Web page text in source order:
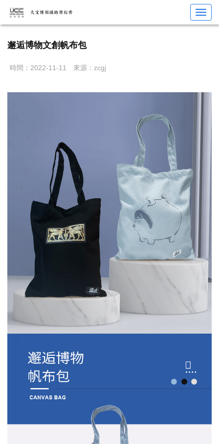
您當前位置： 首頁>IP運營
邂逅博物文創帆布包
時間：2022-11-11 來源：zcgj